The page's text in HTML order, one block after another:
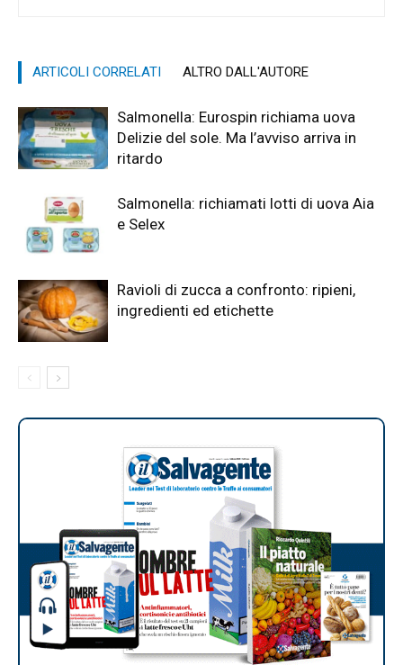
ARTICOLI CORRELATI ALTRO DALL'AUTORE
Salmonella: Eurospin richiama uova
Delizie del sole. Ma l’avviso arriva in
ritardo
Salmonella: richiamati lotti di uova Aia
e Selex
Ravioli di zucca a confronto: ripieni,
ingredienti ed etichette